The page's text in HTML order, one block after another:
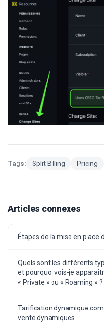
Tags: Split Billing Pricing
Articles connexes
Étapes de la mise en place
Quels sont les différents
et pourquoi vois-je
« Private » ou « Roaming » ?
Tarification dynamique
vente dynamiques